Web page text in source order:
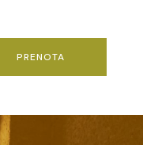
PRENOTA